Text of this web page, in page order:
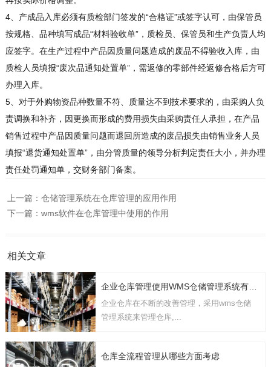
4、产成品入库必须有质检部门签发的“合格证”或签字认可，由保管员
按规格、品种填写成品“材料验收单”，质检员、保管员和生产负责人均
应签字。在生产过程中产品因质量问题造成的废品不得验收入库，由
质检人员填报“废次品通知处置单”，需返修的零部件经返修合格后方可
办理入库。
5、对于外购物资品种数量不符、质量达不到技术要求的，由采购人负
责调换和补齐，因更换而形成的费用损失由采购责任人承担，在产品
销售过程中产品因质量问题而退回所造成的废品损失由销售业务人员
填报“退货通知处置单”，由分管质量的领导分析判定责任大小，并办理
责任处罚通知单，交财务部门备案。
上一篇： 仓储管理系统在仓库管理的应用作用
下一篇： wms软件在仓库管理中使用的作用
相关文章
企业仓库在不断的改善管理，采用wms仓储
管理系统来管理仓库,...
仓库全流程管理从哪些方面考虑